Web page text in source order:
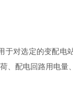
于对选定的变配电
、配电回路用电量